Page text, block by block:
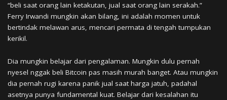
“beli saat orang lain ketakutan, jual saat orang lain serakah.”
Ferry Irwandi mungkin akan bilang, ini adalah momen untuk
bertindak melawan arus, mencari permata di tengah tumpukan
kerikil.
Dia mungkin belajar dari pengalaman. Mungkin dulu pernah
nyesel nggak beli Bitcoin pas masih murah banget. Atau mungkin
dia pernah rugi karena panik jual saat harga jatuh, padahal
asetnya punya fundamental kuat. Belajar dari kesalahan itu